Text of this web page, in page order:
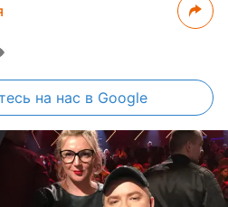
на нас в Google